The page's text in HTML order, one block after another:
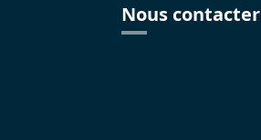
Nous contacter